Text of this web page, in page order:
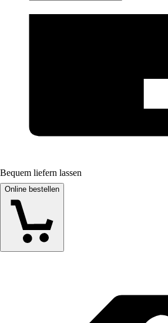
Bequem liefern lassen
Online bestellen